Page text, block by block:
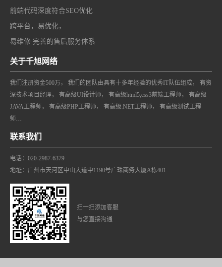
前端代码深度符合SEO优化
跨平台，易优化，
易维修 完善的售后服务体系
关于千旭网络
我们注册资金500万， 我们的团队由具有十多年经验的优秀IT队伍组成， 有资
深技术项目经理， 有高级UI设计师， 有高级html5,css3前端工程师， 有高级
JAVA工程师， 有高级PHP工程师， 有高级.NET工程师， 有高级测试工程
师…
联系我们
电话：020-2987-6379
地址：广州市天河区中山大道中1190号广珠商务大厦A栋401
扫一扫添加客服
与您直接沟通